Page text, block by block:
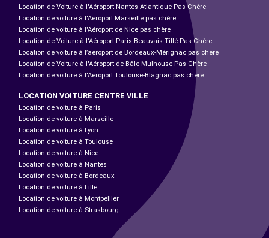
Location de Voiture à l'Aéroport Nantes Atlantique Pas Chère
Location de voiture à l'Aéroport Marseille pas chère
Location de voiture à l'Aéroport de Nice pas chère
Location de Voiture à l'Aéroport Paris Beauvais-Tillé Pas Chère
Location de voiture à l’aéroport de Bordeaux-Mérignac pas chère
Location de Voiture à l'Aéroport de Bâle-Mulhouse Pas Chère
Location de voiture à l'Aéroport Toulouse-Blagnac pas chère
LOCATION VOITURE CENTRE VILLE
Location de voiture à Paris
Location de voiture à Marseille
Location de voiture à Lyon
Location de voiture à Toulouse
Location de voiture à Nice
Location de voiture à Nantes
Location de voiture à Bordeaux
Location de voiture à Lille
Location de voiture à Montpellier
Location de voiture à Strasbourg